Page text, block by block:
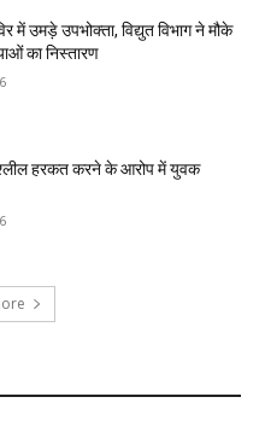
में उमड़े उपभोक्ता, विद्युत विभाग ने मौके
का निस्तारण
हरकत करने के आरोप में युवक